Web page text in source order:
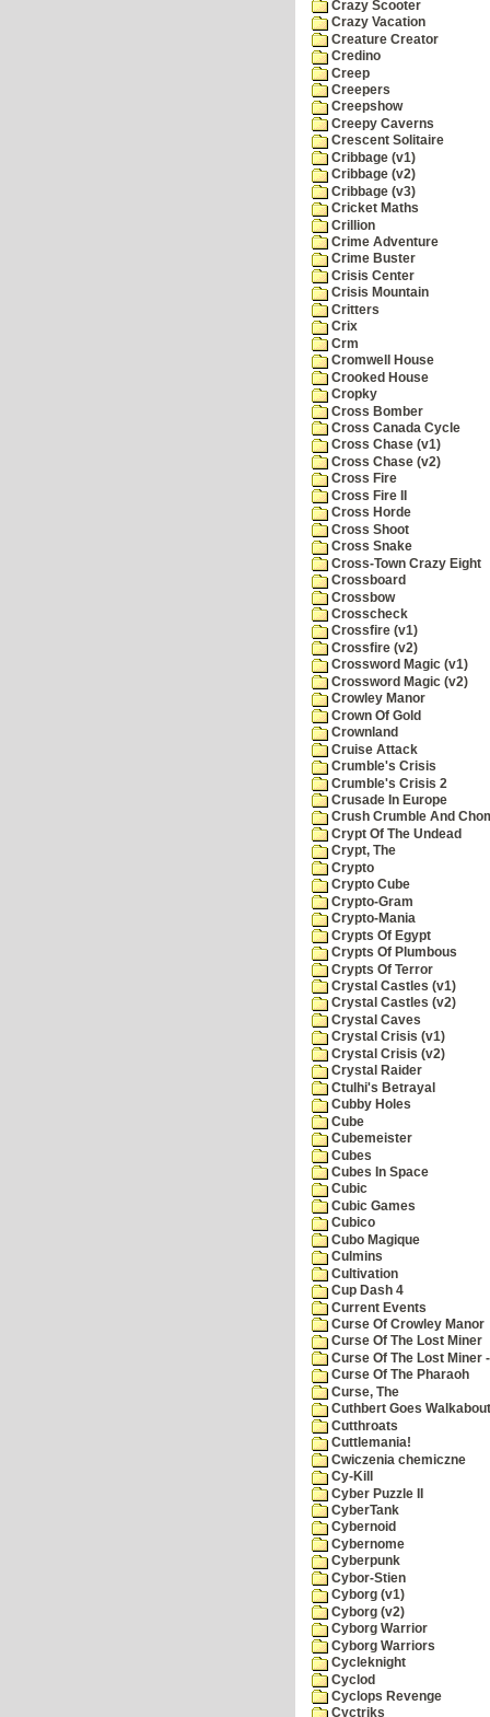
Crazy Scooter
Crazy Vacation
Creature Creator
Credino
Creep
Creepers
Creepshow
Creepy Caverns
Crescent Solitaire
Cribbage (v1)
Cribbage (v2)
Cribbage (v3)
Cricket Maths
Crillion
Crime Adventure
Crime Buster
Crisis Center
Crisis Mountain
Critters
Crix
Crm
Cromwell House
Crooked House
Cropky
Cross Bomber
Cross Canada Cycle
Cross Chase (v1)
Cross Chase (v2)
Cross Fire
Cross Fire II
Cross Horde
Cross Shoot
Cross Snake
Cross-Town Crazy Eight
Crossboard
Crossbow
Crosscheck
Crossfire (v1)
Crossfire (v2)
Crossword Magic (v1)
Crossword Magic (v2)
Crowley Manor
Crown Of Gold
Crownland
Cruise Attack
Crumble's Crisis
Crumble's Crisis 2
Crusade In Europe
Crush Crumble And
Crypt Of The Undead
Crypt, The
Crypto
Crypto Cube
Crypto-Gram
Crypto-Mania
Crypts Of Egypt
Crypts Of Plumbous
Crypts Of Terror
Crystal Castles (v1)
Crystal Castles (v2)
Crystal Caves
Crystal Crisis (v1)
Crystal Crisis (v2)
Crystal Raider
Ctulhi's Betrayal
Cubby Holes
Cube
Cubemeister
Cubes
Cubes In Space
Cubic
Cubic Games
Cubico
Cubo Magique
Culmins
Cultivation
Cup Dash 4
Current Events
Curse Of Crowley Manor
Curse Of The Lost Miner
Curse Of The Lost Miner
Curse Of The Pharaoh
Curse, The
Cuthbert Goes Walkabout
Cutthroats
Cuttlemania!
Cwiczenia chemiczne
Cy-Kill
Cyber Puzzle II
CyberTank
Cybernoid
Cybernome
Cyberpunk
Cybor-Stien
Cyborg (v1)
Cyborg (v2)
Cyborg Warrior
Cyborg Warriors
Cycleknight
Cyclod
Cyclops Revenge
Cyctriks